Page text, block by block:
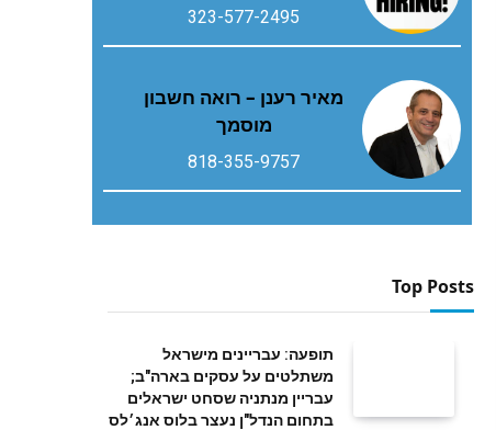
323-577-2495
מאיר רענן – רואה חשבון
מוסמך
818-355-9757
Top Posts
תופעה: עבריינים מישראל
משתלטים על עסקים בארה"ב;
עבריין מנתניה שסחט ישראלים
בתחום הנדל"ן נעצר בלוס אנג׳לס